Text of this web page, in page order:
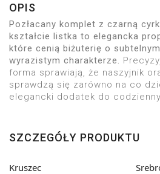
OPIS
Pozłacany komplet z czarną
kształcie listka to elegancka
które cenią biżuterię o
wyrazistym charakterze.
forma sprawiają, że naszyjnik
sprawdzą się zarówno na co
elegancki dodatek do
SZCZEGÓŁY PRODUKTU
Kruszec